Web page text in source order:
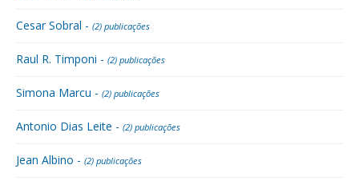
Cesar Sobral - (2) publicações
Raul R. Timponi - (2) publicações
Simona Marcu - (2) publicações
Antonio Dias Leite - (2) publicações
Jean Albino - (2) publicações